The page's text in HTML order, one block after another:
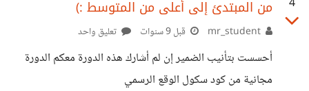
4 من المبتدئ إلى أعلى من المتوسط :)
قبل 9 سنوات تعليق واحد
أحسست بتأنيب الضمير إن لم أشارك هذه الدورة معكم الدورة
مجانية من كود سكول الوقع الرسمي